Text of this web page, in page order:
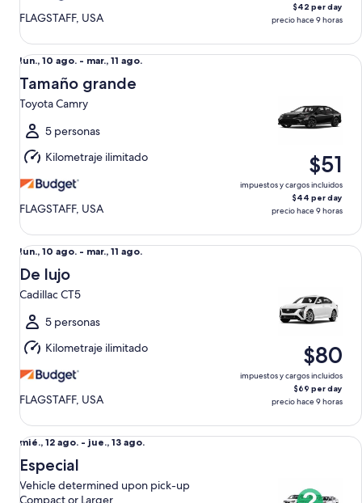
FLAGSTAFF, USA
$42 per day
precio hace 9 horas
Del
lun.,
10
ago.
al
mar.,
11
ago.
lun., 10 ago. - mar., 11 ago.
Tamaño grande
Toyota Camry
5 personas
Kilometraje ilimitado
FLAGSTAFF, USA
$51
impuestos y cargos incluidos
$44 per day
precio hace 9 horas
Tamaño grande Toyota Camry
Del
lun.,
10
ago.
al
mar.,
11
ago.
lun., 10 ago. - mar., 11 ago.
De lujo
Cadillac CT5
5 personas
Kilometraje ilimitado
FLAGSTAFF, USA
$80
impuestos y cargos incluidos
$69 per day
precio hace 9 horas
De lujo Cadillac CT5
Del
mié.,
12
ago.
mié., 12 ago. - jue., 13 ago.
Especial
Vehicle determined upon pick-up
Compact or Larger
Especial Vehicle determined upon pick-up Compact or